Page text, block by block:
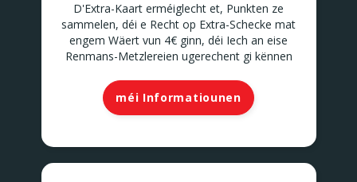
D'Extra-Kaart erméiglecht et, Punkten ze
sammelen, déi e Recht op Extra-Schecke mat
engem Wäert vun 4€ ginn, déi Iech an eise
Renmans-Metzlereien ugerechent gi kënnen
méi Informatiounen